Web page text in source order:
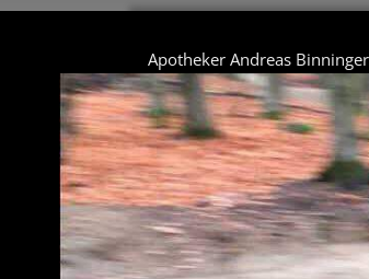
Apotheker Andreas